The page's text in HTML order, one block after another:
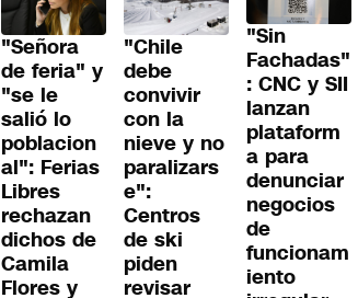
"Señora
de feria" y
"se le
salió lo
poblacion
al": Ferias
Libres
rechazan
dichos de
Camila
Flores y
"Chile
debe
convivir
con la
nieve y no
paralizars
e":
Centros
de ski
piden
revisar
"Sin
Fachadas"
: CNC y SII
lanzan
plataform
a para
denunciar
negocios
de
funcionam
iento